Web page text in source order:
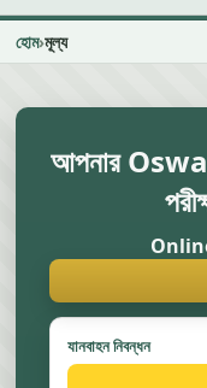
হোম মূল্য
আপনার
যানবাহন নিবন্ধন